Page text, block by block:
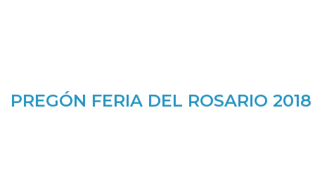
PREGÓN FERIA DEL ROSARIO 2018